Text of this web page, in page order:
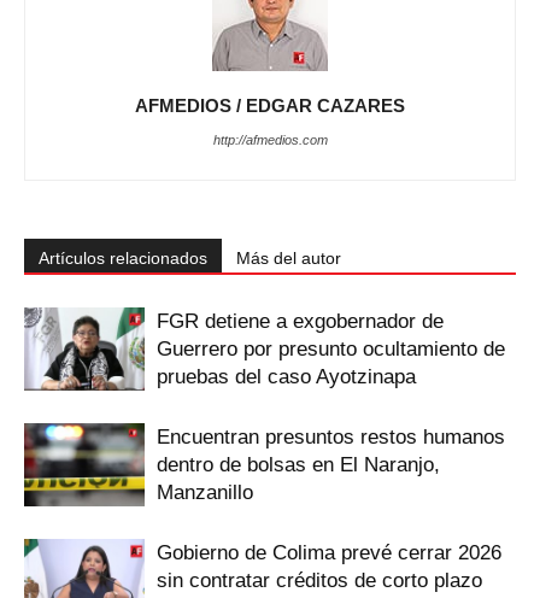
AFMEDIOS / EDGAR CAZARES
http://afmedios.com
Artículos relacionados Más del autor
FGR detiene a exgobernador de
Guerrero por presunto ocultamiento de
pruebas del caso Ayotzinapa
Encuentran presuntos restos humanos
dentro de bolsas en El Naranjo,
Manzanillo
Gobierno de Colima prevé cerrar 2026
sin contratar créditos de corto plazo